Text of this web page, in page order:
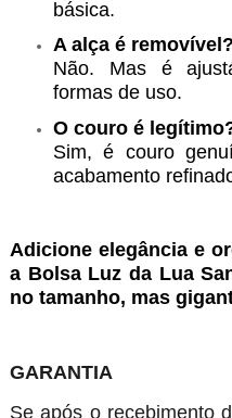
básica.
A alça é removível?
Não. Mas é
formas de uso.
O couro é
Sim, é couro
acabamento
Adicione elegância e
a Bolsa Luz da Lua
no tamanho, mas
GARANTIA
Se após o recebimento